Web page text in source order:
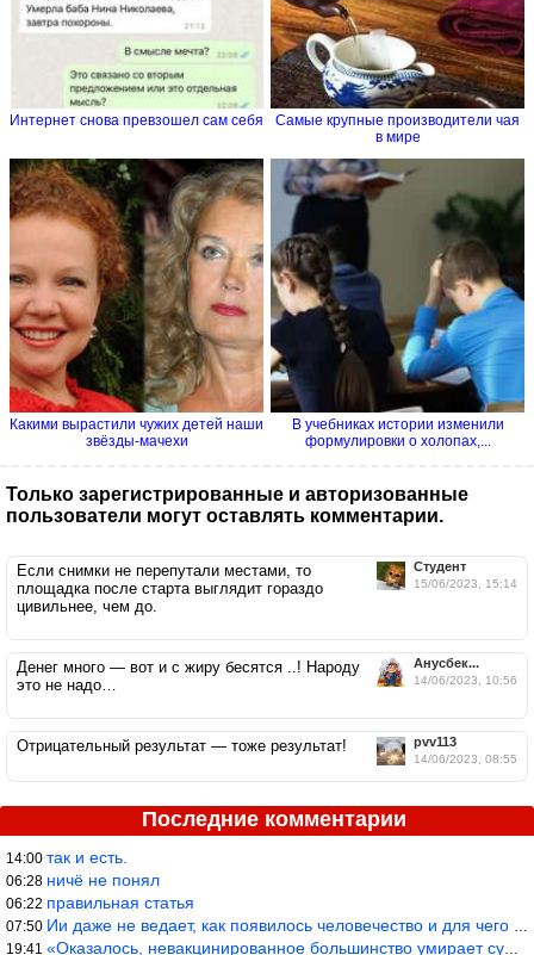
Интернет снова превзошел сам себя
Самые крупные производители чая
в мире
Какими вырастили чужих детей наши
звёзды-мачехи
В учебниках истории изменили
формулировки о холопах,...
Только зарегистрированные и авторизованные
пользователи могут оставлять комментарии.
Студент
15/06/2023, 15:14
Если снимки не перепутали местами, то
площадка после старта выглядит гораздо
цивильнее, чем до.
Анусбек...
14/06/2023, 10:56
Денег много — вот и с жиру бесятся ..! Народу
это не надо…
pvv113
14/06/2023, 08:55
Отрицательный результат — тоже результат!
Последние комментарии
14:00 так и есть.
06:28 ничё не понял
06:22 правильная статья
07:50 Ии даже не ведает, как появилось человечество и для чего оно сущ
19:41 «Оказалось, невакцинированное большинство умирает существенно ча